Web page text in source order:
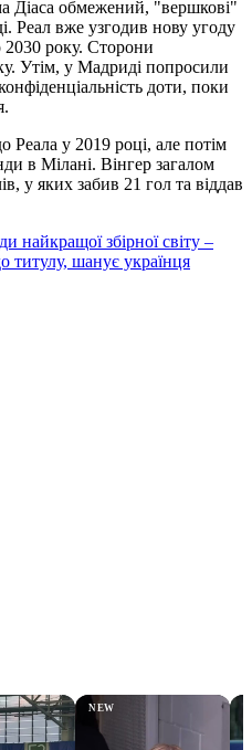
Діаса обмежений, "вершкові"
Реал вже узгодив нову угоду
2030 року. Сторони
Утім, у Мадриді попросили
доти, поки
Реала у 2019 році, але потім
в Мілані. Вінгер загалом
у яких забив 21 гол та віддав
найкращої збірної світу –
титулу, шанує українця